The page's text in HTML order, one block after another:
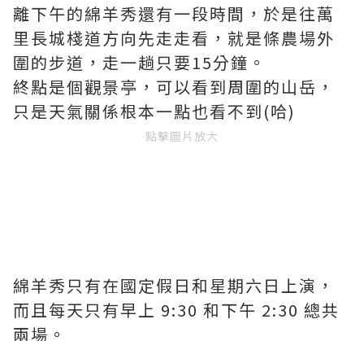
離下午的綿羊秀還有一段時間，於是往萬
里長城棧道方向先走走看，就是條農場外
圍的步道，走一趟只要15分鐘。
終點是個觀景亭，可以看到周圍的山岳，
只是天氣關係根本一點也看不到(哈)
點擊圖片放大
綿羊秀只有在國定假日和星期六日上演，
而且每天只有早上 9:30 和下午 2:30 總共
兩場。